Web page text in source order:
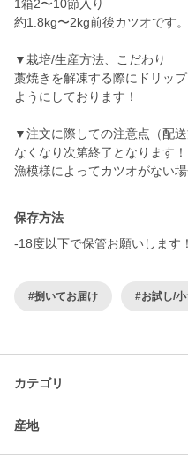
1箱2〜10節入り
約1.8kg〜2kg前後カツオです。
▼栽培/生産方法、こだわり
藁焼きを解凍する際にドリッ
ようにしております！
▼注文に際しての注意点（配送
なくなり次第終了となります！
漁模様によってカツオがない場
保存方法
-18度以下で保管お願いします
#捌いてお届け #お試し/
カテゴリ
産地